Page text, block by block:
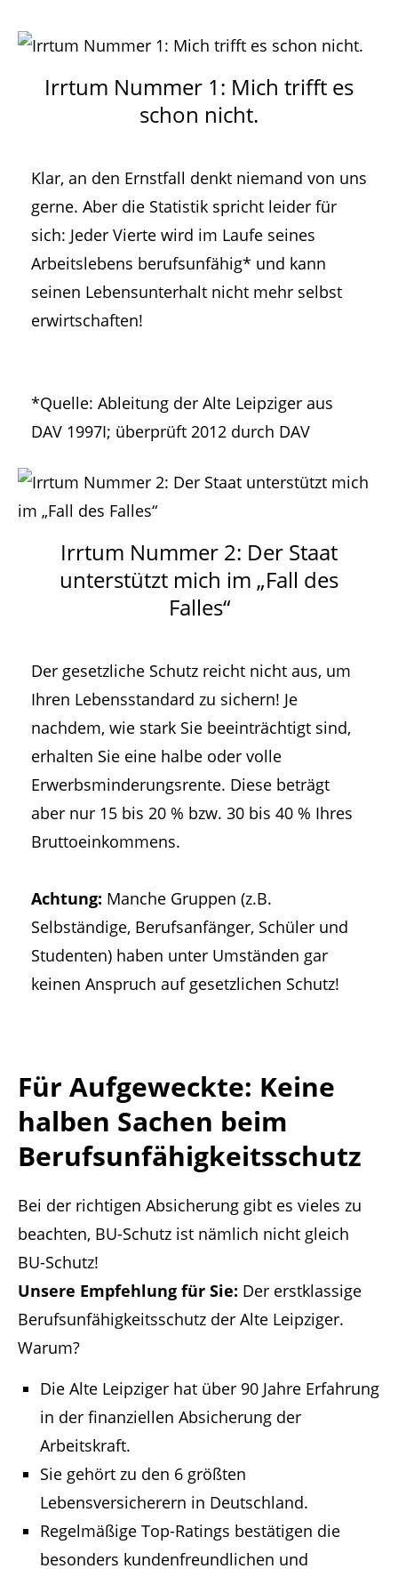
Irrtum Nummer 1: Mich trifft es
schon nicht.
Klar, an den Ernstfall denkt niemand von uns
gerne. Aber die Statistik spricht leider für
sich: Jeder Vierte wird im Laufe seines
Arbeitslebens berufsunfähig* und kann
seinen Lebensunterhalt nicht mehr selbst
erwirtschaften!
*Quelle: Ableitung der Alte Leipziger aus
DAV 1997I; überprüft 2012 durch DAV
Irrtum Nummer 2: Der Staat
unterstützt mich im „Fall des
Falles“
Der gesetzliche Schutz reicht nicht aus, um
Ihren Lebensstandard zu sichern! Je
nachdem, wie stark Sie beeinträchtigt sind,
erhalten Sie eine halbe oder volle
Erwerbsminderungsrente. Diese beträgt
aber nur 15 bis 20 % bzw. 30 bis 40 % Ihres
Bruttoeinkommens.
Achtung: Manche Gruppen (z.B.
Selbständige, Berufsanfänger, Schüler und
Studenten) haben unter Umständen gar
keinen Anspruch auf gesetzlichen Schutz!
Für Aufgeweckte: Keine
halben Sachen beim
Berufsunfähigkeitsschutz
Bei der richtigen Absicherung gibt es vieles zu
beachten, BU-Schutz ist nämlich nicht gleich
BU-Schutz!
Unsere Empfehlung für Sie: Der erstklassige
Berufsunfähigkeitsschutz der Alte Leipziger.
Warum?
Die Alte Leipziger hat über 90 Jahre Erfahrung
in der finanziellen Absicherung der
Arbeitskraft.
Sie gehört zu den 6 größten
Lebensversicherern in Deutschland.
Regelmäßige Top-Ratings bestätigen die
besonders kundenfreundlichen und